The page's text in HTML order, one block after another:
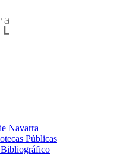
Navarra
Públicas